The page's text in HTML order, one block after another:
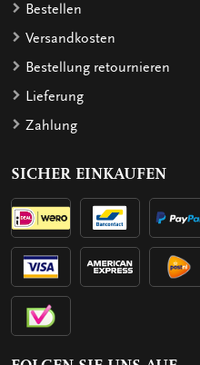
Bestellen
Versandkosten
Bestellung retournieren
Lieferung
Zahlung
SICHER EINKAUFEN